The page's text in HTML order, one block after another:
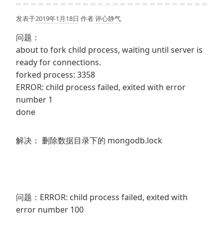
发表于2019年1月18日 作者评心静气
问题：
about to fork child process, waiting until server is
ready for connections.
forked process: 3358
ERROR: child process failed, exited with error
number 1
done
解决： 删除数据目录下的 mongodb.lock
问题：ERROR: child process failed, exited with
error number 100